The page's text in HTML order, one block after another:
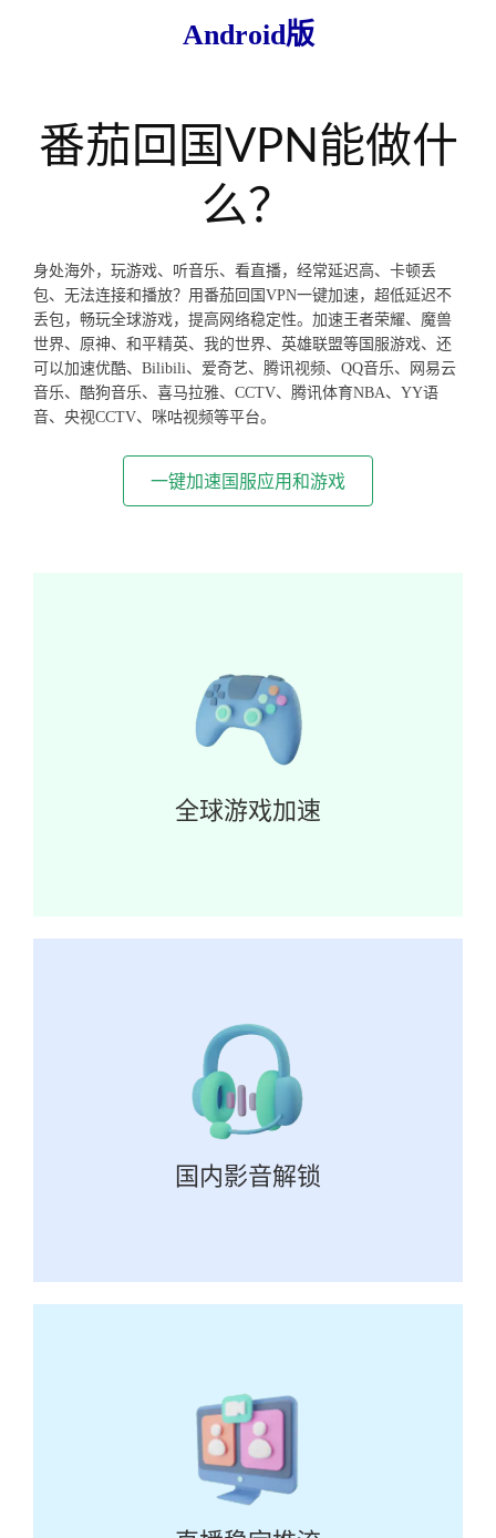
Android版
番茄回国VPN能做什
么？
身处海外，玩游戏、听音乐、看直播，经常延迟高、卡顿丢
包、无法连接和播放？用番茄回国VPN一键加速，超低延迟不
丢包，畅玩全球游戏，提高网络稳定性。加速王者荣耀、魔兽
世界、原神、和平精英、我的世界、英雄联盟等国服游戏、还
可以加速优酷、Bilibili、爱奇艺、腾讯视频、QQ音乐、网易云
音乐、酷狗音乐、喜马拉雅、CCTV、腾讯体育NBA、YY语
音、央视CCTV、咪咕视频等平台。
一键加速国服应用和游戏
全球游戏加速
国内影音解锁